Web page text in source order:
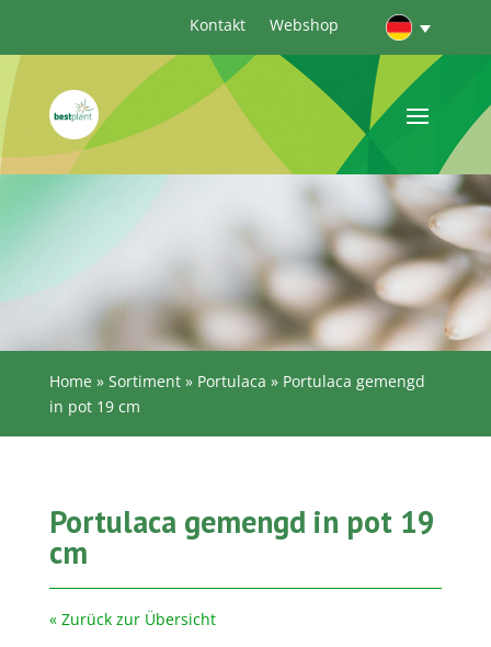
Kontakt Webshop
Home » Sortiment» Portulaca » Portulaca gemengd
in pot 19 cm
Portulaca gemengd in pot 19
cm
« Zurück zur Übersicht